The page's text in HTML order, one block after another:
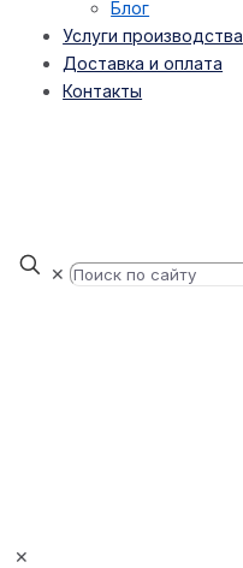
Блог
Услуги производства
Доставка и оплата
Контакты
✕
✕